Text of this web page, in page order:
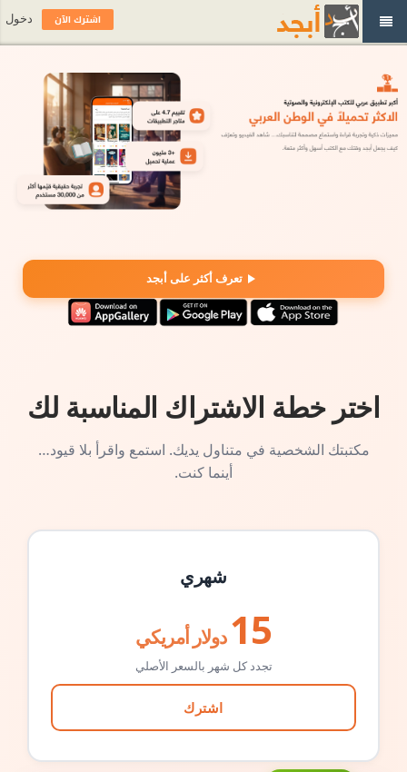
تعرف أكثر على أبجد
اختر خطة الاشتراك المناسبة لك
مكتبتك الشخصية في متناول يديك. استمع واقرأ بلا قيود…
أينما كنت.
شهري
15 دولار أمريكي
تجدد كل شهر بالسعر الأصلي
اشترك
اشترك الآن دخول